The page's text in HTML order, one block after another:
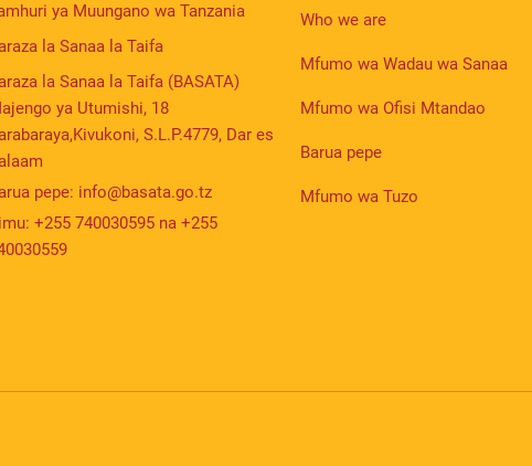
ya Muungano wa Tanzania
la Sanaa la Taifa
la Sanaa la Taifa (BASATA)
ya Utumishi, 18
S.L.P.4779, Dar es
pepe: info@basata.go.tz
+255 740030595 na +255
Who we are
Mfumo wa Wadau wa Sanaa
Mfumo wa Ofisi Mtandao
Barua pepe
Mfumo wa Tuzo